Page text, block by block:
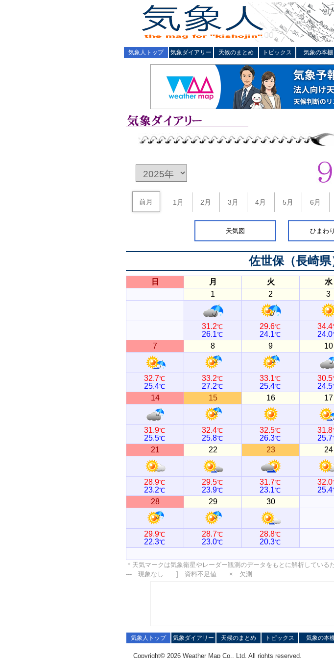
気象人トップ 気象ダイアリー 天候のまとめ トピックス 気象の本棚
前月 1月 2月 3月 4月 5月 6月
天気図 ひまわ
佐世保（長崎県
日 月 火 水
1
2 3
31.2℃
26.1℃
29.6℃
24.1℃
34.4
24.0
7 8 9 10
32.7℃
25.4℃
33.2℃
27.2℃
33.1℃
25.4℃
30.5
24.5
14 15 16 17
31.9℃
25.5℃
32.4℃
25.8℃
32.5℃
26.3℃
31.8
25.7
21 22 23 24
28.9℃
23.2℃
29.5℃
23.9℃
31.7℃
23.1℃
32.0
25.4
28 29 30
29.9℃
22.3℃
28.7℃
23.0℃
28.8℃
20.3℃
＊天気マークは気象衛星やレーダー観測のデータをもとに解析している
---…現象なし ]…資料不足値 ×…欠測
気象人トップ 気象ダイアリー 天候のまとめ トピックス 気象の本
Copyright© 2026 Weather Map Co., Ltd. All rights reserved.